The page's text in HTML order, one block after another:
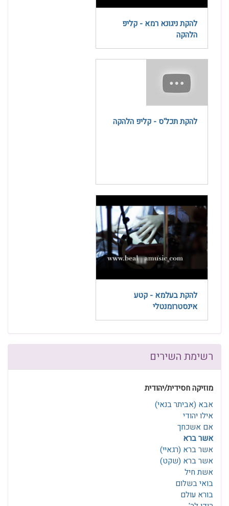
להקת ניגונא רמא - קליפ
הלהקה
להקת תכל'ס - קליפ הלהקה
להקת בעלמא - קטע
אינסטרומנטלי
רשימת השירים
מוזיקה חסידית/יהודית
אבא (אביתר בנאי)
אילו יהודי
אם אשכחך
אשר ברא
אשר ברא (רגאיי)
אשר ברא (שקט)
אשת חיל
בואי בשלום
בורא עולם